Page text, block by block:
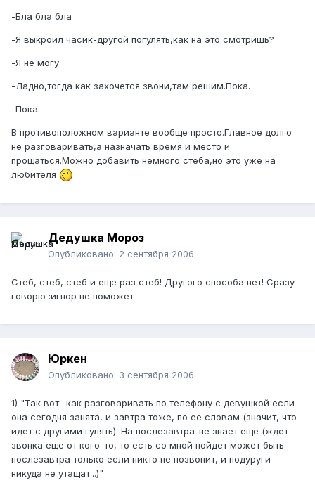
-Бла бла бла
-Я выкроил часик-другой погулять,как на это смотришь?
-Я не могу
-Ладно,тогда как захочется звони,там решим.Пока.
-Пока.
В противоположном варианте вообще просто.Главное долго
не разговаривать,а назначать время и место и
прощаться.Можно добавить немного стеба,но это уже на
любителя
Дедушка Мороз
Опубликовано: 2 сентября 2006
Стеб, стеб, стеб и еще раз стеб! Другого способа нет! Сразу
говорю :игнор не поможет
Юркен
Опубликовано: 3 сентября 2006
1) "Так вот- как разговаривать по телефону с девушкой если
она сегодня занята, и завтра тоже, по ее словам (значит, что
идет с другими гулять). На послезавтра-не знает еще (ждет
звонка еще от кого-то, то есть со мной пойдет может быть
послезавтра только если никто не позвонит, и подуруги
никуда не утащат...)"